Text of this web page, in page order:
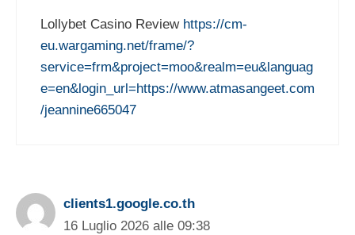
Lollybet Casino Review https://cm-
eu.wargaming.net/frame/?
service=frm&project=moo&realm=eu&languag
e=en&login_url=https://www.atmasangeet.com
/jeannine665047
clients1.google.co.th
16 Luglio 2026 alle 09:38